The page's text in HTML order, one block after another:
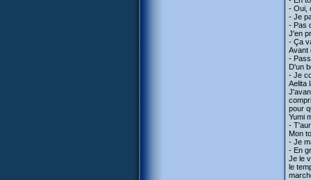
- Oui,
- Je
- Pas
J'en
- Ça
Avant
-
D'un
- Je
Aelita
pour
Yumi
-
Mon
- Je
- En
Je le
le